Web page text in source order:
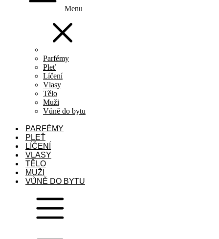
Menu
Parfémy
Pleť
Líčení
Vlasy
Tělo
Muži
Vůně do bytu
PARFÉMY
PLEŤ
LÍČENÍ
VLASY
TĚLO
MUŽI
VŮNĚ DO BYTU